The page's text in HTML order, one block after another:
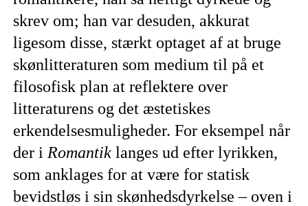
skrev om; han var desuden, akkurat
ligesom disse, stærkt optaget af at bruge
skønlitteraturen som medium til på et
filosofisk plan at reflektere over
litteraturens og det æstetiskes
erkendelsesmuligheder. For eksempel når
der i Romantik langes ud efter lyrikken,
som anklages for at være for statisk
bevidstløs i sin skønhedsdyrkelse – oven i